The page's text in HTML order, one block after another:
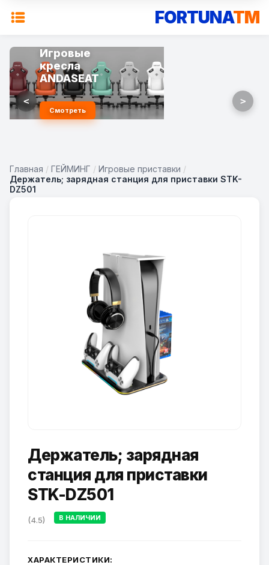
FORTUNATM
Игровые
кресла
ANDASEAT
Смотреть
< >
Главная / ГЕЙМИНГ / Игровые приставки /
Держатель; зарядная станция для приставки STK-
DZ501
Держатель; зарядная
станция для приставки
STK-DZ501
(4.5) В НАЛИЧИИ
ХАРАКТЕРИСТИКИ: